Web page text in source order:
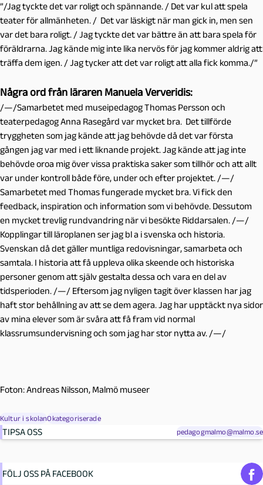
”/Jag tyckte det var roligt och spännande. / Det var kul att spela
teater för allmänheten. / Det var läskigt när man gick in, men sen
var det bara roligt. / Jag tyckte det var bättre än att bara spela för
föräldrarna. Jag kände mig inte lika nervös för jag kommer aldrig att
träffa dem igen. / Jag tycker att det var roligt att alla fick komma./”
Några ord från läraren Manuela Ververidis:
/—/Samarbetet med museipedagog Thomas Persson och
teaterpedagog Anna Rasegård var mycket bra. Det tillförde
tryggheten som jag kände att jag behövde då det var första
gången jag var med i ett liknande projekt. Jag kände att jag inte
behövde oroa mig över vissa praktiska saker som tillhör och att allt
var under kontroll både före, under och efter projektet. /—/
Samarbetet med Thomas fungerade mycket bra. Vi fick den
feedback, inspiration och information som vi behövde. Dessutom
en mycket trevlig rundvandring när vi besökte Riddarsalen. /—/
Kopplingar till läroplanen ser jag bl a i svenska och historia.
Svenskan då det gäller muntliga redovisningar, samarbeta och
samtala. I historia att få uppleva olika skeende och historiska
personer genom att själv gestalta dessa och vara en del av
tidsperioden. /—/ Eftersom jag nyligen tagit över klassen har jag
haft stor behållning av att se dem agera. Jag har upptäckt nya sidor
av mina elever som är svåra att få fram vid normal
klassrumsundervisning och som jag har stor nytta av. /—/
Foton: Andreas Nilsson, Malmö museer
Kultur i skolanOkategoriserade
TIPSA OSS pedagogmalmo@malmo.se
FÖLJ OSS PÅ FACEBOOK